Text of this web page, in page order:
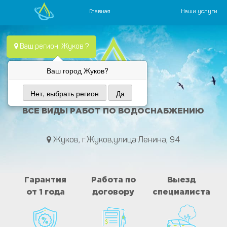
Skip
to
content
Водопровод — монтаж систем водоснабжения, отопления
Компания Водопровод предлагает качественные услуги
Ваш регион: Жуков ?
Ваш город Жуков?
Нет, выбрать регион Да
Главная Наши услуги
ВОДА ПРОВОД
ВСЕ ВИДЫ РАБОТ ПО ВОДОСНАБЖЕНИЮ
Жуков, г.Жуков,улица Ленина, 94
Гарантия
от 1 года
Работа по
договору
Выезд
специалиста